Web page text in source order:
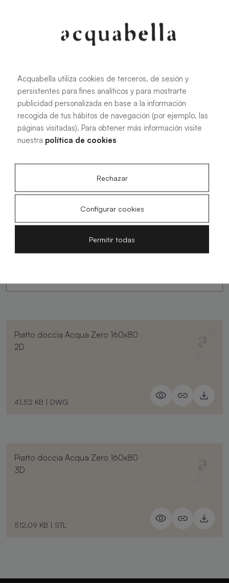
PDF
Manuale di installazione dei piatti
doccia Akron®
Disegni tecnici Acqua Zero
Piatto doccia Acqua Zero 160x80
2D
41.52 KB | DWG
Piatto doccia Acqua Zero 160x80
3D
512.09 KB | STL
Acquabella utiliza cookies de terceros, de sesión y
persistentes para fines analíticos y para mostrarte
publicidad personalizada en base a la información
recogida de tus hábitos de navegación (por ejemplo, las
páginas visitadas). Para obtener más información visite
nuestra política de cookies
Rechazar
Configurar cookies
Permitir todas